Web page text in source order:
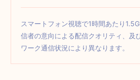
スマートフォン視聴で1時間あたり
信者の意向による配信クオリティ、及
ワーク通信状況により異なります。